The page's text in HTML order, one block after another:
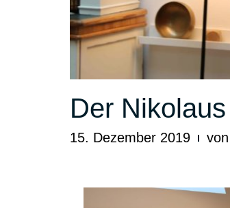
Der
15. Dezember 2019 von